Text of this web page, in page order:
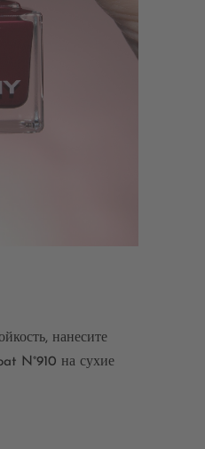
нанесите
N°910 на сухие